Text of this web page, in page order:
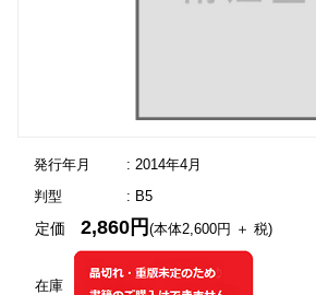
発行年月
: 2014年4月
判型
: B5
在庫
定価2,860円(本体2,600円 ＋ 税)